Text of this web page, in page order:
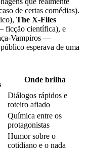
de certas comédias).
The X-Files
ficção científica), e
Vampiros —
esperava de uma
Onde brilha
Diálogos rápidos e
roteiro afiado
Química entre os
protagonistas
Humor sobre o
cotidiano e o nada